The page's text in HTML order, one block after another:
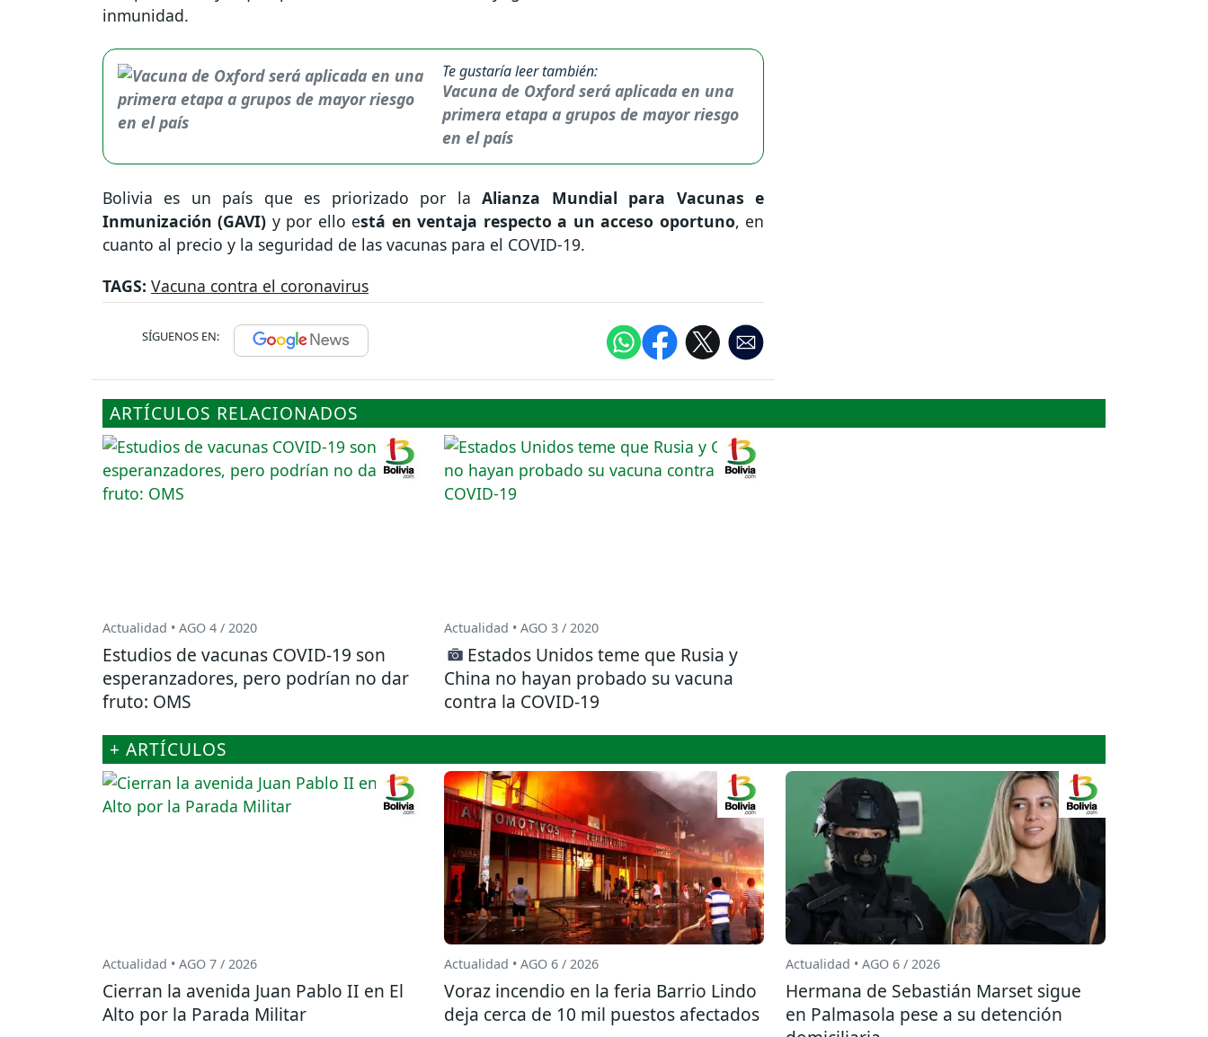
inmunidad.
Te gustaría leer también:
Vacuna de Oxford será aplicada en una
primera etapa a grupos de mayor riesgo
en el país
Bolivia es un país que es priorizado por laAlianza Mundial para Vacunas e
Inmunización (GAVI) y por ello está en ventaja respecto a un acceso oportuno, en
cuanto al precio y la seguridad de las vacunas para el COVID-19.
TAGS: Vacuna contra el coronavirus
SÍGUENOS EN:
ARTÍCULOS RELACIONADOS
Actualidad • AGO 4 / 2020
Estudios de vacunas COVID-19 son
esperanzadores, pero podrían no dar
fruto: OMS
Actualidad • AGO 3 / 2020
Estados Unidos teme que Rusia y
China no hayan probado su vacuna
contra la COVID-19
+ ARTÍCULOS
Actualidad • AGO 7 / 2026
Cierran la avenida Juan Pablo II en El
Alto por la Parada Militar
Actualidad • AGO 6 / 2026
Voraz incendio en la feria Barrio Lindo
deja cerca de 10 mil puestos afectados
Actualidad • AGO 6 / 2026
Hermana de Sebastián Marset sigue
en Palmasola pese a su detención